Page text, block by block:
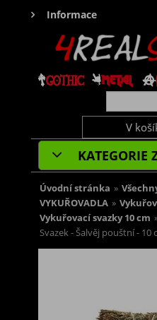
Informace
V
KATEGORIE
Úvodní stránka »
VYKUŘOVADLA »
Vykuřovací svazky 10 cm
Svazek - Šalvěj pouštní - 10